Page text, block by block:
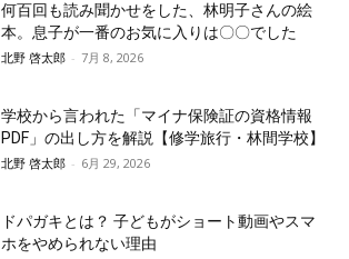
何百回も読み聞かせをした、林明子さんの絵
本。息子が一番のお気に入りは〇〇でした
北野 啓太郎 - 7月 8, 2026
学校から言われた「マイナ保険証の資格情報
PDF」の出し方を解説【修学旅行・林間学校】
北野 啓太郎 - 6月 29, 2026
ドパガキとは？ 子どもがショート動画やスマ
ホをやめられない理由